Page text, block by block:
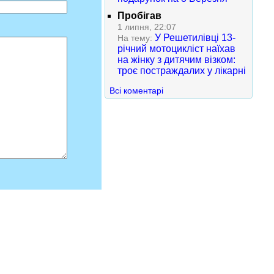
Пробігав
1 липня, 22:07
На тему: У Решетилівці 13-
річний мотоцикліст наїхав
на жінку з дитячим візком:
троє постраждалих у лікарні
Всі коментарі